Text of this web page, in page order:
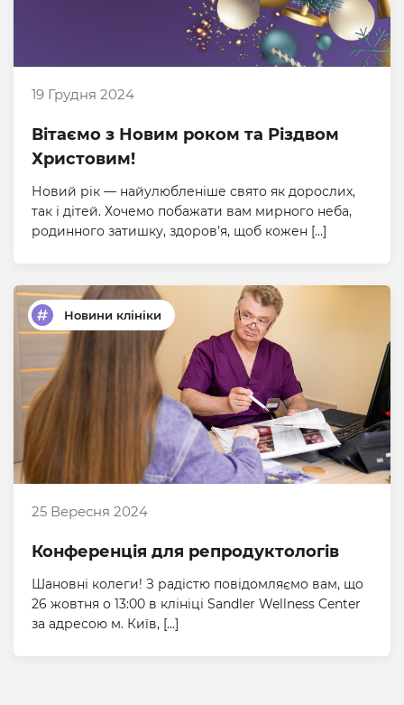
19 Грудня 2024
Вітаємо з Новим роком та Різдвом
Христовим!
Новий рік — найулюбленіше свято як дорослих,
так і дітей. Хочемо побажати вам мирного неба,
родинного затишку, здоров’я, щоб кожен […]
Новини клініки
25 Вересня 2024
Конференція для репродуктологів
Шановні колеги! З радістю повідомляємо вам, що
26 жовтня о 13:00 в клініці Sandler Wellness Center
за адресою м. Київ, […]